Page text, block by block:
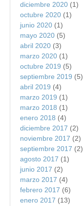
diciembre 2020 (1)
octubre 2020 (1)
junio 2020 (1)
mayo 2020 (5)
abril 2020 (3)
marzo 2020 (1)
octubre 2019 (5)
septiembre 2019 (5)
abril 2019 (4)
marzo 2019 (1)
marzo 2018 (1)
enero 2018 (4)
diciembre 2017 (2)
noviembre 2017 (2)
septiembre 2017 (2)
agosto 2017 (1)
junio 2017 (2)
marzo 2017 (4)
febrero 2017 (6)
enero 2017 (13)